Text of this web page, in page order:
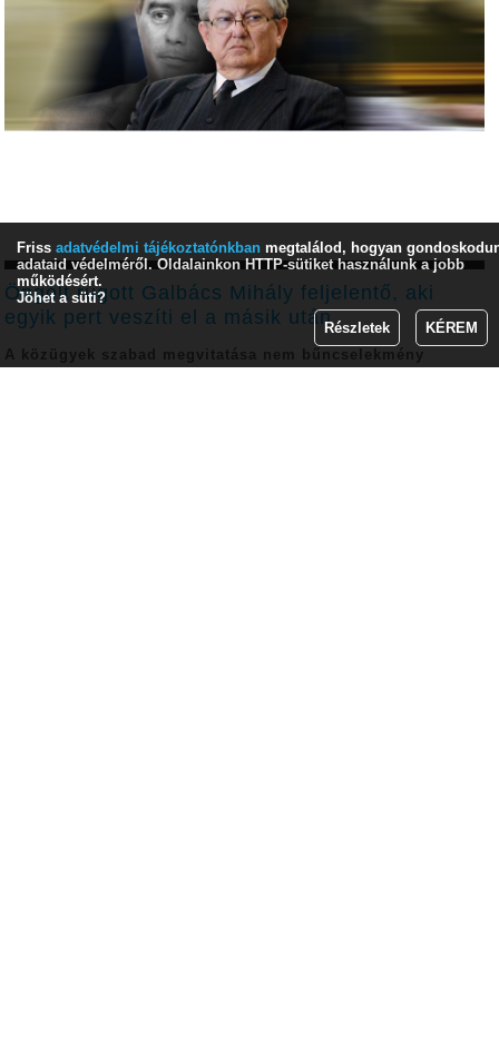
Öngólt rúgott Galbács Mihály feljelentő, aki
egyik pert veszíti el a másik után
A közügyek szabad megvitatása nem bűncselekmény
Friss adatvédelmi tájékoztatónkban megtalálod, hogyan
adataid védelméről. Oldalainkon HTTP-sütiket használunk a jobb
működésért.
Jöhet a süti?
Részletek
KÉREM